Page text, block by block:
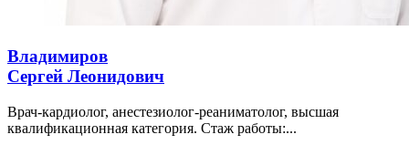
Владимиров
Сергей Леонидович
Врач-кардиолог, анестезиолог-реаниматолог, высшая
квалификационная категория. Стаж работы:...